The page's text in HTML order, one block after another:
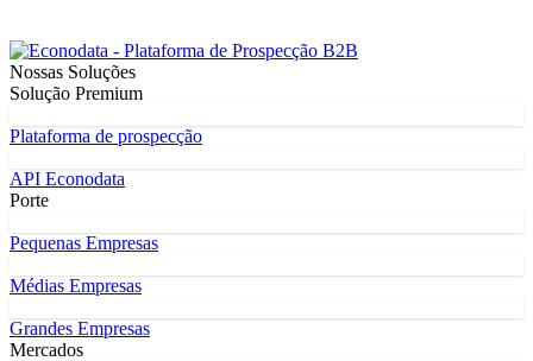
Nossas Soluções
Solução Premium
Plataforma de prospecção
API Econodata
Porte
Pequenas Empresas
Médias Empresas
Grandes Empresas
Mercados